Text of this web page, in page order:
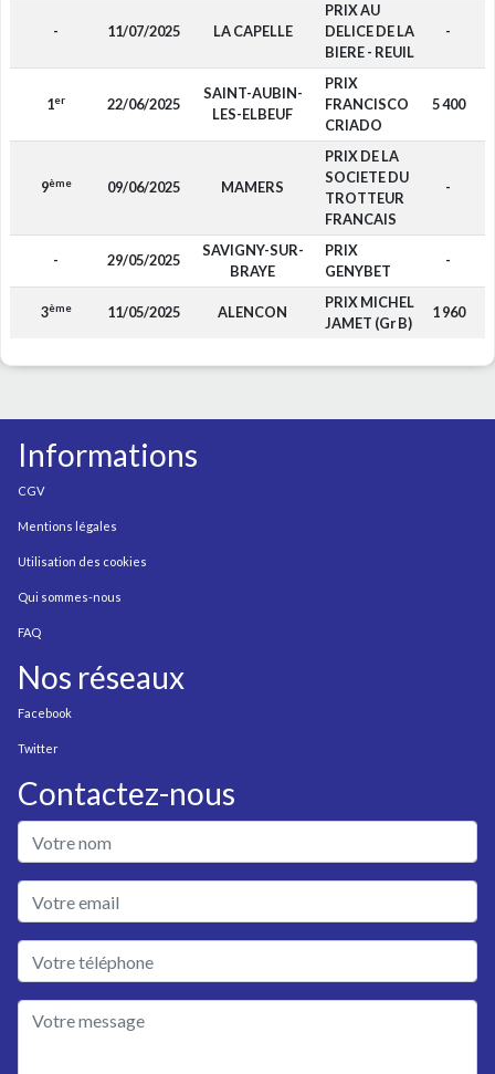
- 11/07/2025 LA CAPELLE
PRIX AU
DELICE DE LA
BIERE - REUIL
-
1er 22/06/2025
SAINT-AUBIN-
LES-ELBEUF
PRIX
FRANCISCO
CRIADO
5 400
9ème 09/06/2025 MAMERS
PRIX DE LA
SOCIETE DU
TROTTEUR
FRANCAIS
-
- 29/05/2025
SAVIGNY-SUR-
BRAYE
PRIX
GENYBET
-
3ème 11/05/2025 ALENCON
PRIX MICHEL
JAMET (Gr B)
1 960
Informations
CGV
Mentions légales
Utilisation des cookies
Qui sommes-nous
FAQ
Nos réseaux
Facebook
Twitter
Contactez-nous